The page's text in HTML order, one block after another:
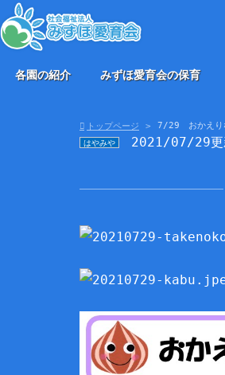
各園の紹介 みずほ愛育会の保育
トップページ 7/29 おかえり
はやみや 2021/07/29更